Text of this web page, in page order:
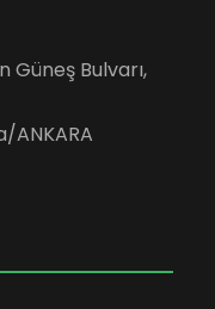
Güneş Bulvarı,
ANKARA